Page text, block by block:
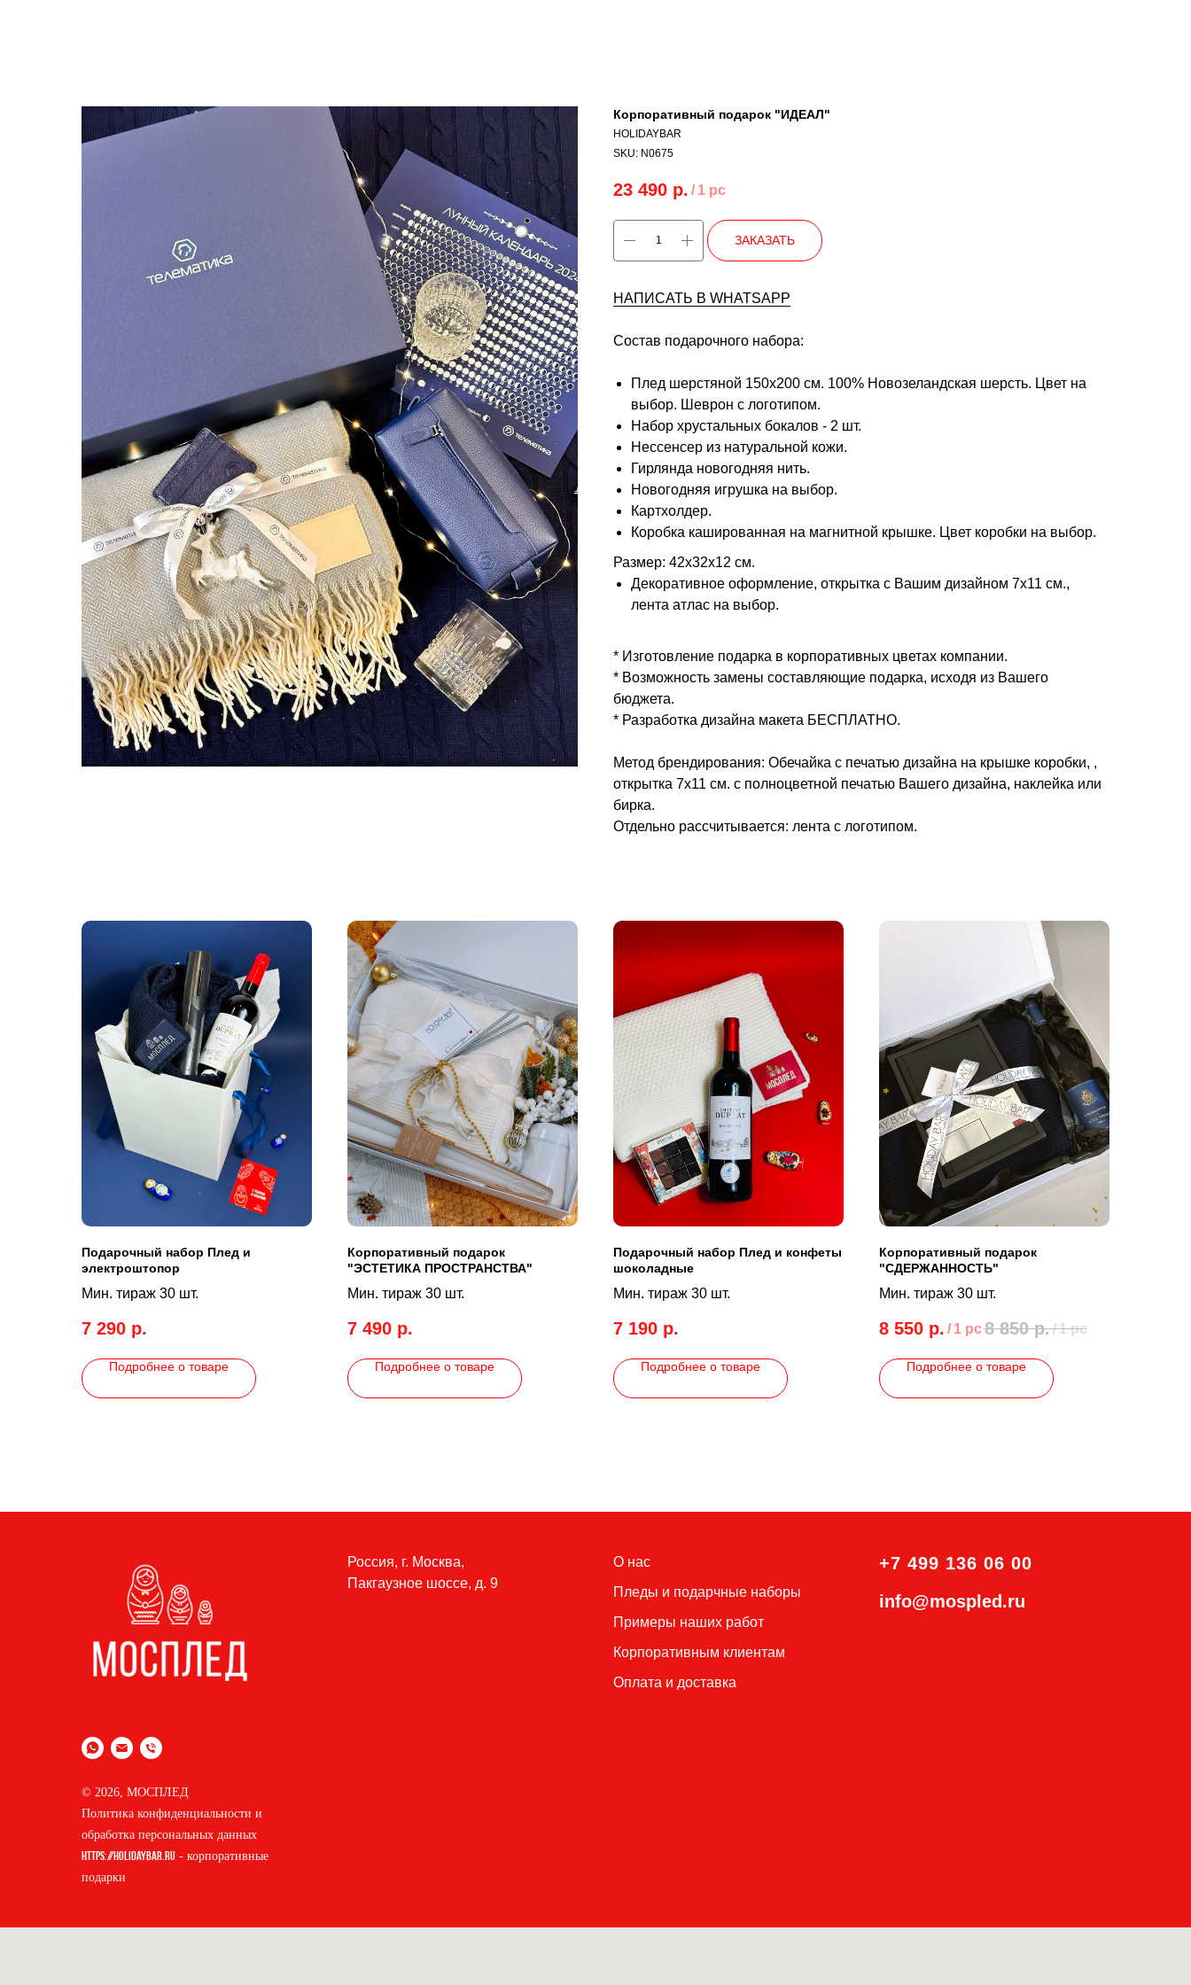
Корпоративный подарок "ИДЕАЛ"
HOLIDAYBAR
SKU: N0675
23 490 р. / 1 pc
ЗАКАЗАТЬ
НАПИСАТЬ В WHATSAPP
Состав подарочного набора:
Плед шерстяной 150х200 см. 100% Новозеландская шерсть. Цвет на
выбор. Шеврон с логотипом.
Набор хрустальных бокалов - 2 шт.
Нессенсер из натуральной кожи.
Гирлянда новогодняя нить.
Новогодняя игрушка на выбор.
Картхолдер.
Коробка кашированная на магнитной крышке. Цвет коробки на выбор.
Размер: 42х32х12 см.
Декоративное оформление, открытка с Вашим дизайном 7х11 см.,
лента атлас на выбор.
* Изготовление подарка в корпоративных цветах компании.
* Возможность замены составляющие подарка, исходя из Вашего
бюджета.
* Разработка дизайна макета БЕСПЛАТНО.
Метод брендирования: Обечайка с печатью дизайна на крышке коробки, ,
открытка 7х11 см. с полноцветной печатью Вашего дизайна, наклейка или
бирка.
Отдельно рассчитывается: лента с логотипом.
Подарочный набор Плед и
электроштопор
Мин. тираж 30 шт.
7 290 р.
Подробнее о товаре
Корпоративный подарок
"ЭСТЕТИКА ПРОСТРАНСТВА"
Мин. тираж 30 шт.
7 490 р.
Подробнее о товаре
Подарочный набор Плед и конфеты
шоколадные
Мин. тираж 30 шт.
7 190 р.
Подробнее о товаре
Корпоративный подарок
"СДЕРЖАННОСТЬ"
Мин. тираж 30 шт.
8 550 р. / 1 pc8 850 р./1 pc
Подробнее о товаре
© 2026, МОСПЛЕД
Политика конфиденциальности и
обработка персональных данных
https://holidaybar.ru - корпоративные
подарки
Россия, г. Москва,
Пакгаузное шоссе, д. 9
О нас
Пледы и подарчные наборы
П римеры наших работ
Корпоративным клиентам
Оплата и доставка
+7 499 136 06 00
info@mospled.ru